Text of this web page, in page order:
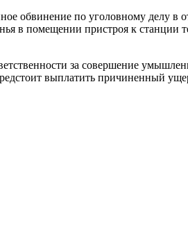
обвинение по уголовному
в помещении пристроя к станции
за совершение
выплатить причиненный